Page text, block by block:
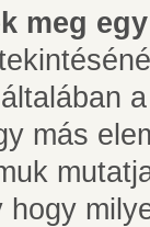
meg
más